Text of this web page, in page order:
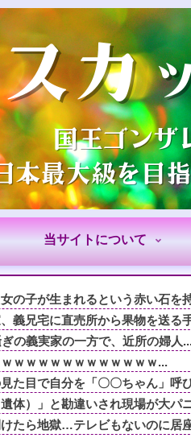
当サイトについて
の子が生まれるという赤い石を
義兄宅に直売所から果物を送る
の義実家の一方で、近所の婦人
ｗｗｗｗｗｗｗｗｗｗｗｗ...
た目で自分を「〇〇ちゃん」呼
体）」と勘違いされ現場が大パ
たら地獄…テレビもないのに居